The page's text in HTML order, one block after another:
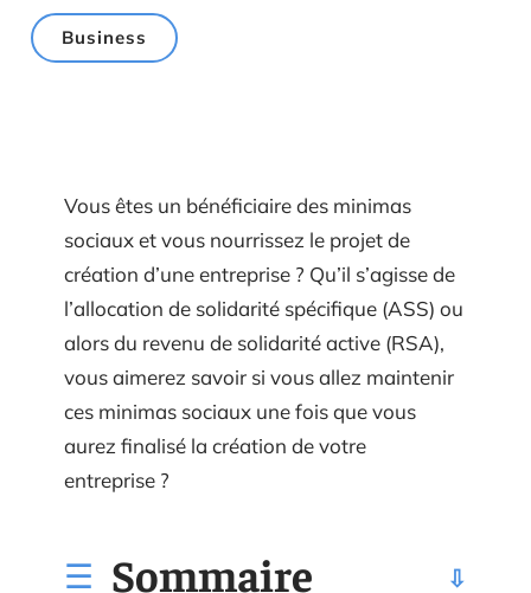
Business
Vous êtes un bénéficiaire des minimas
sociaux et vous nourrissez le projet de
création d’une entreprise ? Qu’il s’agisse de
l’allocation de solidarité spécifique (ASS) ou
alors du revenu de solidarité active (RSA),
vous aimerez savoir si vous allez maintenir
ces minimas sociaux une fois que vous
aurez finalisé la création de votre
entreprise ?
Sommaire